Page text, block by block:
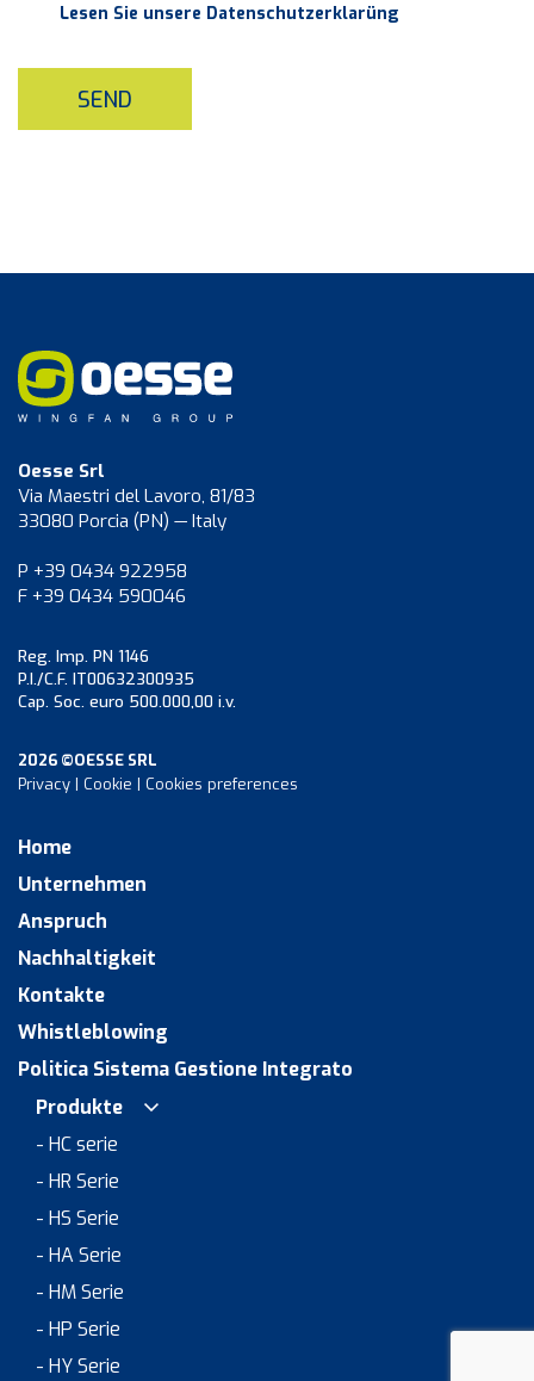
Lesen Sie unsere Datenschutzerklarüng
SEND
Oesse Srl
Via Maestri del Lavoro, 81/83
33080 Porcia (PN) — Italy
P +39 0434 922958
F +39 0434 590046
Reg. Imp. PN 1146
P.I./C.F. IT00632300935
Cap. Soc. euro 500.000,00 i.v.
2026 ©OESSE SRL
Privacy | Cookie | Cookies preferences
Home
Unternehmen
Anspruch
Nachhaltigkeit
Kontakte
Whistleblowing
Politica Sistema Gestione Integrato
Produkte
- HC serie
- HR Serie
- HS Serie
- HA Serie
- HM Serie
- HP Serie
- HY Serie